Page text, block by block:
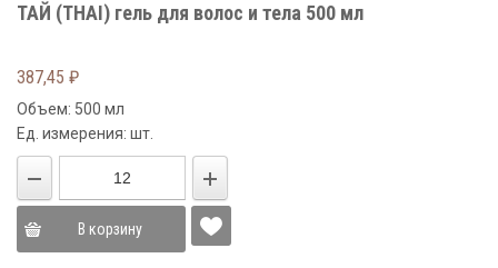
ТАЙ (THAI) гель для волос и тела 500 мл
387,45 ₽
Объем: 500 мл
Ед. измерения: шт.
В корзину